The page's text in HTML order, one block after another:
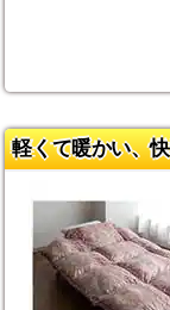
軽くて暖かい、